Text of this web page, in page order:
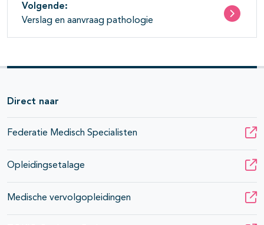
Volgende:
Verslag en aanvraag pathologie
Direct naar
Federatie Medisch Specialisten
Opleidingsetalage
Medische vervolgopleidingen